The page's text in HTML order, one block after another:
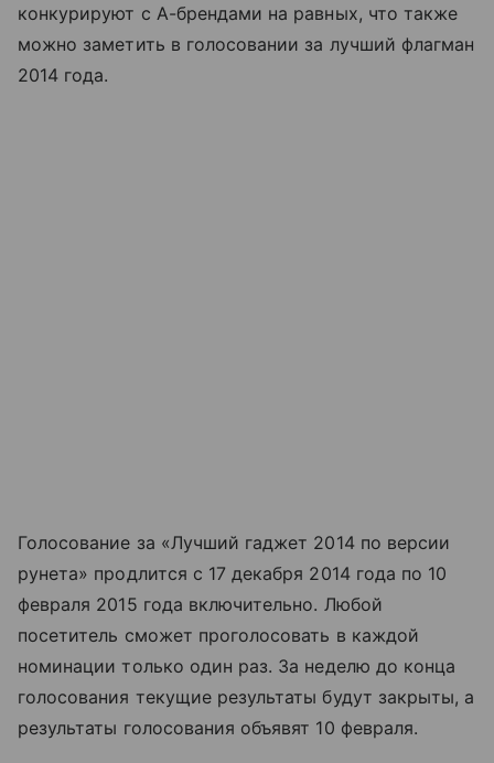
конкурируют с А-брендами на равных, что также
можно заметить в голосовании за лучший флагман
2014 года.
Голосование за «Лучший гаджет 2014 по версии
рунета» продлится с 17 декабря 2014 года по 10
февраля 2015 года включительно. Любой
посетитель сможет проголосовать в каждой
номинации только один раз. За неделю до конца
голосования текущие результаты будут закрыты, а
результаты голосования объявят 10 февраля.